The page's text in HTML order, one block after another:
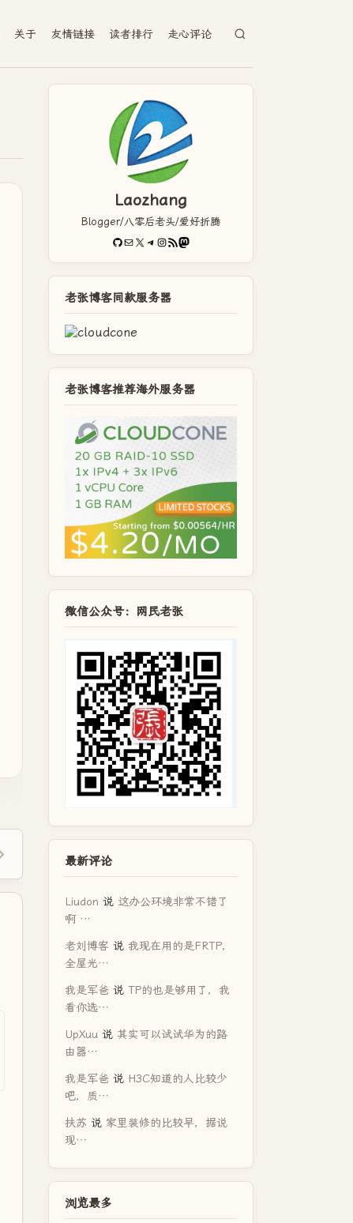
关于 友情链接 读者排行 走心评论
Laozhang
Blogger/八零后老头/爱好折腾
GitHub
电子邮件X Telegram
Instagram
RSS FeedMastodon
老张博客同款服务器
老张博客推荐海外服务器
微信公众号：网民老张
最新评论
Liudon 说 这办公环境非常不错了
啊 …
老刘博客 说 我现在用的是FRTP，
全屋光…
我是军爸 说 TP的也是够用了，我
看你选…
UpXuu 说 其实可以试试华为的路
由器…
我是军爸 说 H3C知道的人比较少
吧，质…
扶苏 说 家里装修的比较早，据说
现…
浏览最多